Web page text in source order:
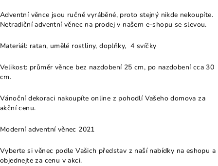
Adventní věnce jsou ručně vyráběné, proto stejný nikde nekoupíte.
Netradiční adventní věnec na prodej v našem e-shopu se slevou.
Materiál: ratan, umělé rostliny, doplňky, 4 svíčky
Velikost: průměr věnce bez nazdobení 25 cm, po nazdobení cca 30
cm.
Vánoční dekoraci nakoupíte online z pohodlí Vašeho domova za
akční cenu.
Moderní adventní věnec 2021
Vyberte si věnec podle Vašich představ z naší nabídky na eshopu a
objednejte za cenu v akci.